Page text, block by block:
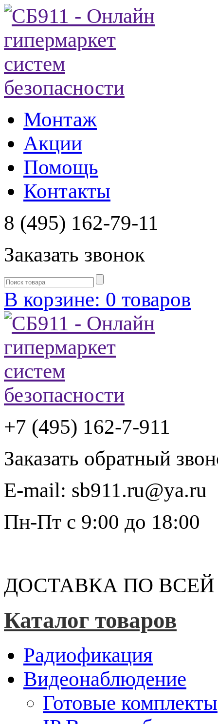
Монтаж
Акции
Помощь
Контакты
8 (495) 162-79-11
Заказать звонок
В корзине: 0 товаров
+7 (495) 162-7-911
Заказать обратный
E-mail: sb911.ru@ya.ru
Пн-Пт с 9:00 до 18:00
ДОСТАВКА ПО
Каталог товаров
Радиофикация
Видеонаблюдение
Готовые комплекты